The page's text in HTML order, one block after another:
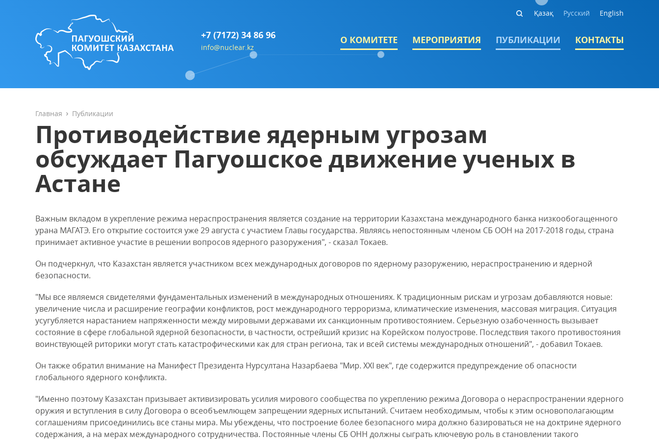
+7 (7172) 34 86 96
info@nuclear.kz
Қазақ Русский English
О КОМИТЕТЕ МЕРОПРИЯТИЯ ПУБЛИКАЦИИ КОНТАКТЫ
Главная Публикации
Противодействие ядерным угрозам
обсуждает Пагуошское движение ученых в
Астане
Важным вкладом в укрепление режима нераспространения является создание на территории Казахстана международного банка низкообогащенного
урана МАГАТЭ. Его открытие состоится уже 29 августа с участием Главы государства. Являясь непостоянным членом СБ ООН на 2017-2018 годы, страна
принимает активное участие в решении вопросов ядерного разоружения", - сказал Токаев.
Он подчеркнул, что Казахстан является участником всех международных договоров по ядерному разоружению, нераспространению и ядерной
безопасности.
"Мы все являемся свидетелями фундаментальных изменений в международных отношениях. К традиционным рискам и угрозам добавляются новые:
увеличение числа и расширение географии конфликтов, рост международного терроризма, климатические изменения, массовая миграция. Ситуация
усугубляется нарастанием напряженности между мировыми державами их санкционным противостоянием. Серьезную озабоченность вызывает
состояние в сфере глобальной ядерной безопасности, в частности, острейший кризис на Корейском полуострове. Последствия такого противостояния
воинствующей риторики могут стать катастрофическими как для стран региона, так и всей системы международных отношений", - добавил Токаев.
Он также обратил внимание на Манифест Президента Нурсултана Назарбаева "Мир. XXI век", где содержится предупреждение об опасности
глобального ядерного конфликта.
"Именно поэтому Казахстан призывает активизировать усилия мирового сообщества по укреплению режима Договора о нераспространении ядерного
оружия и вступления в силу Договора о всеобъемлющем запрещении ядерных испытаний. Считаем необходимым, чтобы к этим основополагающим
соглашениям присоединились все станы мира. Мы убеждены, что построение более безопасного мира должно базироваться не на доктрине ядерного
содержания, а на мерах международного сотрудничества. Постоянные члены СБ ОНН должны сыграть ключевую роль в становлении такого